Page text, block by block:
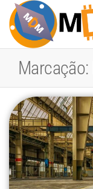
Marcação: